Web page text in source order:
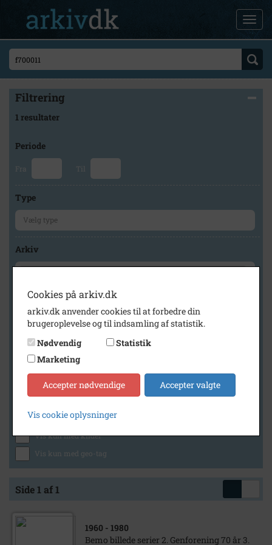
Filtrering
1 resultater
Periode
Fra Til
Type
Arkiv
Geografi
Generelt
Vis kun med billeder
Vis kun med lydklip
Vis kun med kilder
Vis kun med geo-tag
Side 1 af 1
1960 - 1980
Bemo billede serier 2. Genforening 70 år 3.
Cookies på arkiv.dk
arkiv.dk anvender cookies til at forbedre din
brugeroplevelse og til indsamling af statistik.
Nødvendig
Statistik
Marketing
Accepter nødvendige Accepter valgte
Vis cookie oplysninger